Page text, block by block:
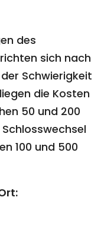
des
sich nach
Schwierigkeit
die Kosten
50 und 200
100 und 500